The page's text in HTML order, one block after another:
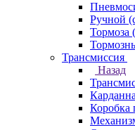
Ручной
Тормоза
Трансмиссия
Назад
Коробка